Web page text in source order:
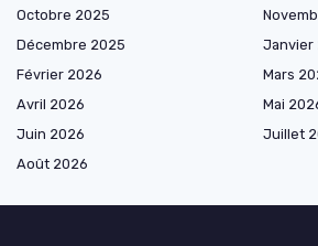
Octobre 2025
Décembre 2025
Janvier
Février 2026
Mars
Avril 2026
Mai
Juin 2026
Juillet
Août 2026